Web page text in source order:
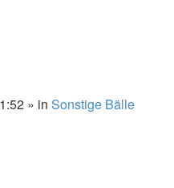
» in Sonstige Bälle